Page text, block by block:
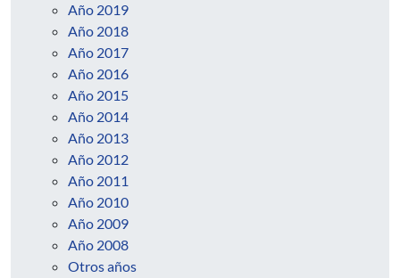
Año 2019
Año 2018
Año 2017
Año 2016
Año 2015
Año 2014
Año 2013
Año 2012
Año 2011
Año 2010
Año 2009
Año 2008
Otros años